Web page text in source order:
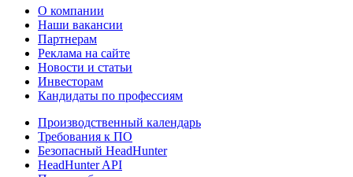
О компании
Наши вакансии
Партнерам
Реклама на сайте
Новости и статьи
Инвесторам
Кандидаты по профессиям
Производственный календарь
Требования к ПО
Безопасный HeadHunter
HeadHunter API